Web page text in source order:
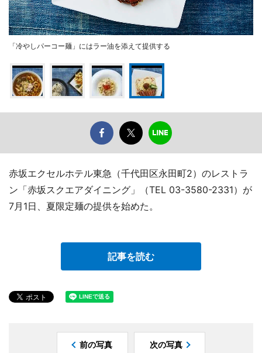
「冷やしパーコー麺」にはラー油を添えて提供する
赤坂エクセルホテル東急（千代田区永田町2）のレストラ
ン「赤坂スクエアダイニング」（TEL 03-3580-2331）が
7月1日、夏限定麺の提供を始めた。
記事を読む
前の写真 次の写真